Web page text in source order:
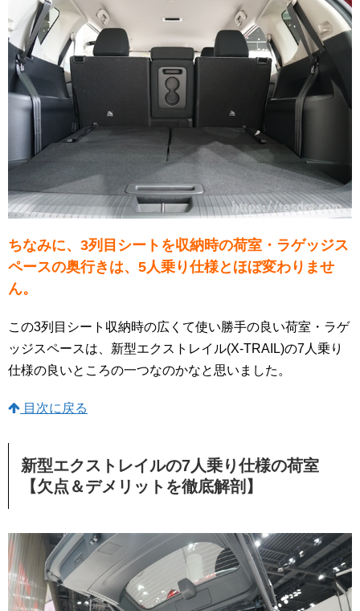
ちなみに、3列目シートを収納時の荷室・ラゲッジス
ペースの奥行きは、5人乗り仕様とほぼ変わりませ
ん。
この3列目シート収納時の広くて使い勝手の良い荷室・ラゲ
ッジスペースは、新型エクストレイル(X-TRAIL)の7人乗り
仕様の良いところの一つなのかなと思いました。
目次に戻る
新型エクストレイルの7人乗り仕様の荷室
【欠点＆デメリットを徹底解剖】